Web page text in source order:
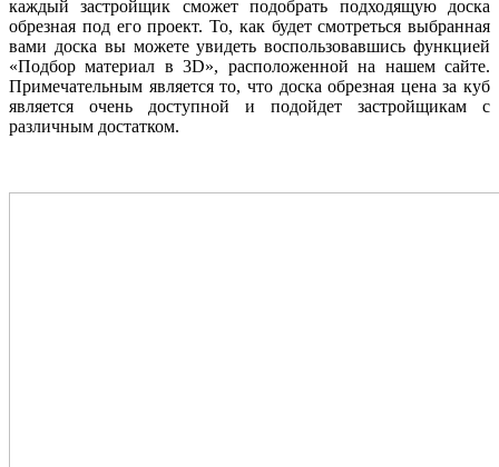
каждый застройщик сможет подобрать подходящую доска
обрезная под его проект. То, как будет смотреться выбранная
вами доска вы можете увидеть воспользовавшись функцией
«Подбор материал в 3D», расположенной на нашем сайте.
Примечательным является то, что доска обрезная цена за куб
является очень доступной и подойдет застройщикам с
различным достатком.